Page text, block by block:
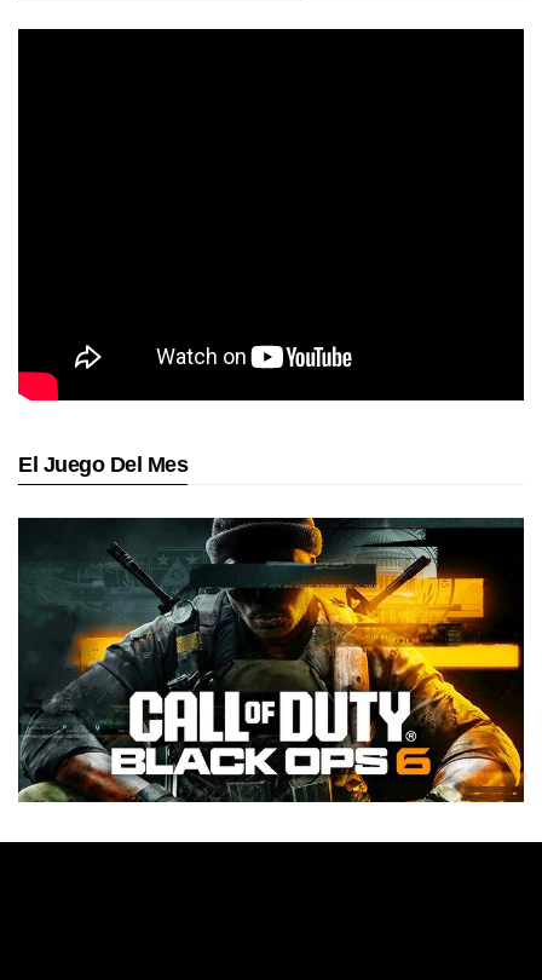
El Juego Del Mes